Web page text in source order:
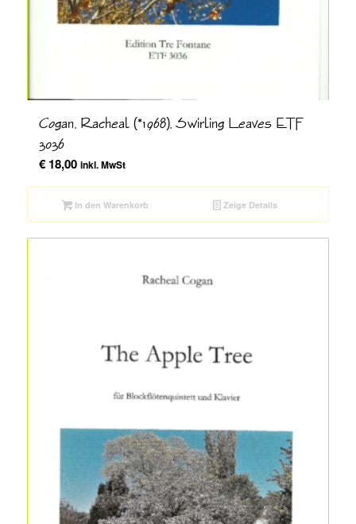
Cogan, Racheal (*1968), Swirling Leaves ETF
3036
€18,00 inkl. MwSt
In den Warenkorb Zeige Details